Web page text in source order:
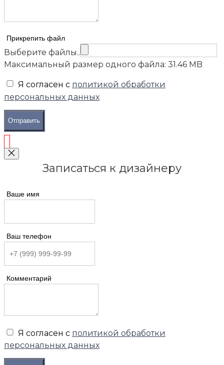
Прикрепить файл
Выберите файлы..
Максимальный размер одного файла: 31.46 MB
Я согласен с политикой обработки
персональных данных
Отправить
Записаться к дизайнеру
Ваше имя
Ваш телефон
Комментарий
Я согласен с политикой обработки
персональных данных